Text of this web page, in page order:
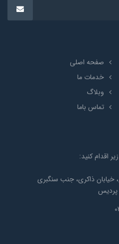
صفحه اصلی
خدمات ما
وبلاگ
تماس باما
اقدام کنید:
خیابان ذاکری، جنب سنگبری
پردیس